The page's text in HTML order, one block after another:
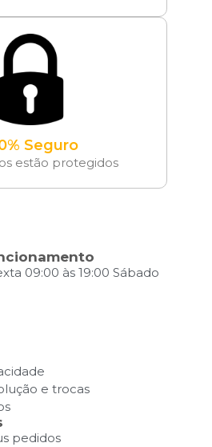
Seguro
estão protegidos
09:00 às 19:00 Sábado
e trocas
pedidos